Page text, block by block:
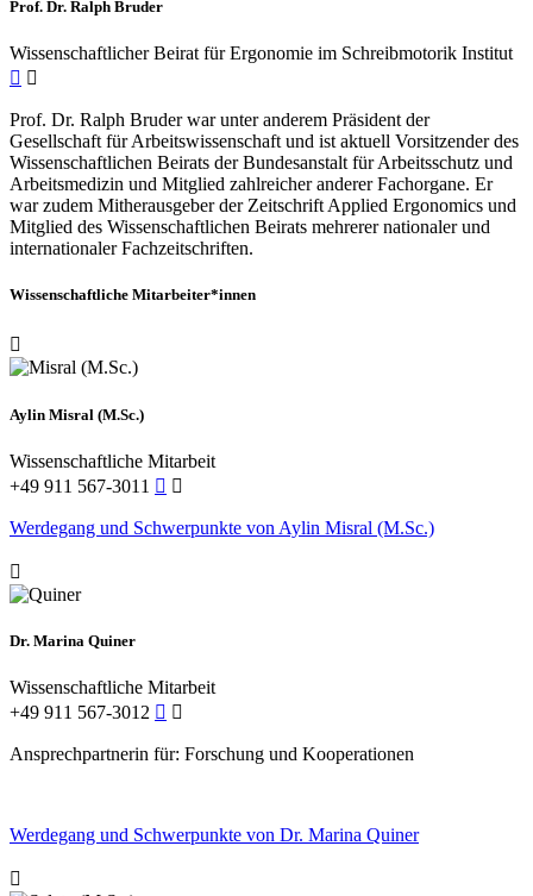
Prof. Dr. Ralph Bruder
Wissenschaftlicher Beirat für Ergonomie im Schreibmotorik Institut
Prof. Dr. Ralph Bruder war unter anderem Präsident der
Gesellschaft für Arbeitswissenschaft und ist aktuell Vorsitzender des
Wissenschaftlichen Beirats der Bundesanstalt für Arbeitsschutz und
Arbeitsmedizin und Mitglied zahlreicher anderer Fachorgane. Er
war zudem Mitherausgeber der Zeitschrift Applied Ergonomics und
Mitglied des Wissenschaftlichen Beirats mehrerer nationaler und
internationaler Fachzeitschriften.
Wissenschaftliche Mitarbeiter*innen
Aylin Misral (M.Sc.)
Wissenschaftliche Mitarbeit
+49 911 567-3011
Werdegang und Schwerpunkte von Aylin Misral (M.Sc.)
Dr. Marina Quiner
Wissenschaftliche Mitarbeit
+49 911 567-3012
Ansprechpartnerin für: Forschung und Kooperationen
Werdegang und Schwerpunkte von Dr. Marina Quiner